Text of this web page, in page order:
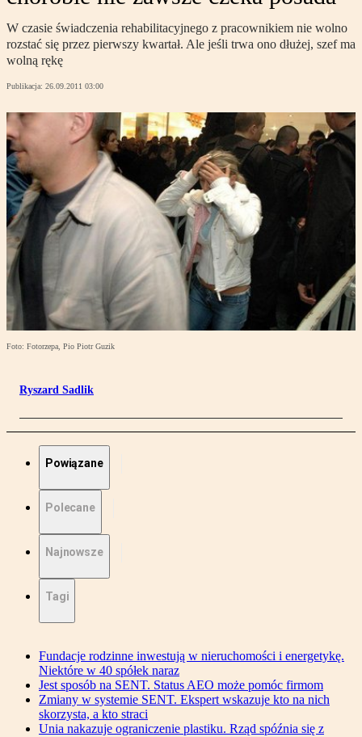
W czasie świadczenia rehabilitacyjnego z pracownikiem nie wolno
rozstać się przez pierwszy kwartał. Ale jeśli trwa ono dłużej, szef ma
wolną rękę
Publikacja: 26.09.2011 03:00
Foto: Fotorzepa, Pio Piotr Guzik
Ryszard Sadlik
Powiązane
Polecane
Najnowsze
Tagi
Fundacje rodzinne inwestują w nieruchomości i energetykę.
Niektóre w 40 spółek naraz
Jest sposób na SENT. Status AEO może pomóc firmom
Zmiany w systemie SENT. Ekspert wskazuje kto na nich
skorzysta, a kto straci
Unia nakazuje ograniczenie plastiku. Rząd spóźnia się z